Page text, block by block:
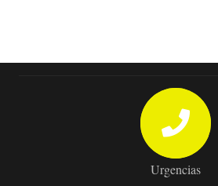
Urgencias